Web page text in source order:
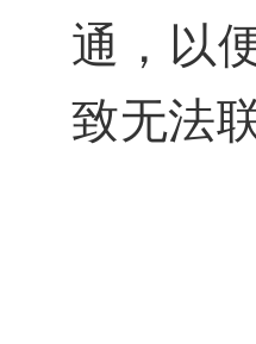
通，以
致无法